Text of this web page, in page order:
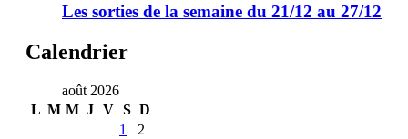
Les sorties de la semaine du 21/12 au 27/12
Calendrier
août 2026
L M M J V S D
1
2